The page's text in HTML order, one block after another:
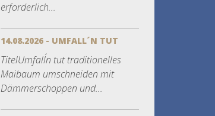
erforderlich...
14.08.2026 - UMFALL´N TUT
TitelUmfall´n tut traditionelles
Maibaum umschneiden mit
Dämmerschoppen und...